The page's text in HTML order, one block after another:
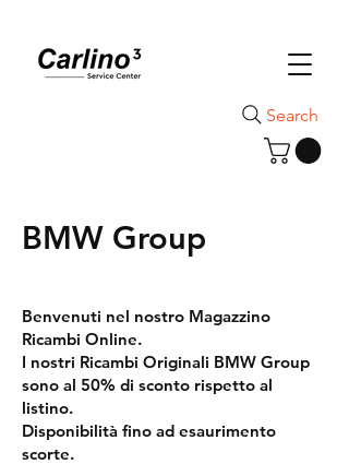
Search
BMW Group
Benvenuti nel nostro Magazzino
Ricambi Online.
I nostri Ricambi Originali BMW Group
sono al 50% di sconto rispetto al
listino.
Disponibilità fino ad esaurimento
scorte.